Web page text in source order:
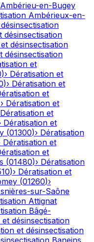
Ambérieu-en-Bugey
Ambérieux-en-
désinsectisation
désinsectisation
désinsectisation
et
)› Dératisation et
)› Dératisation et
et
› Dératisation et
Dératisation et
Dératisation et
(01300)› Dératisation
Dératisation et
et
(01480)› Dératisation
)› Dératisation et
(01260)›
sur-Saône
Attignat
Bâgé-
désinsectisation
et désinsectisation